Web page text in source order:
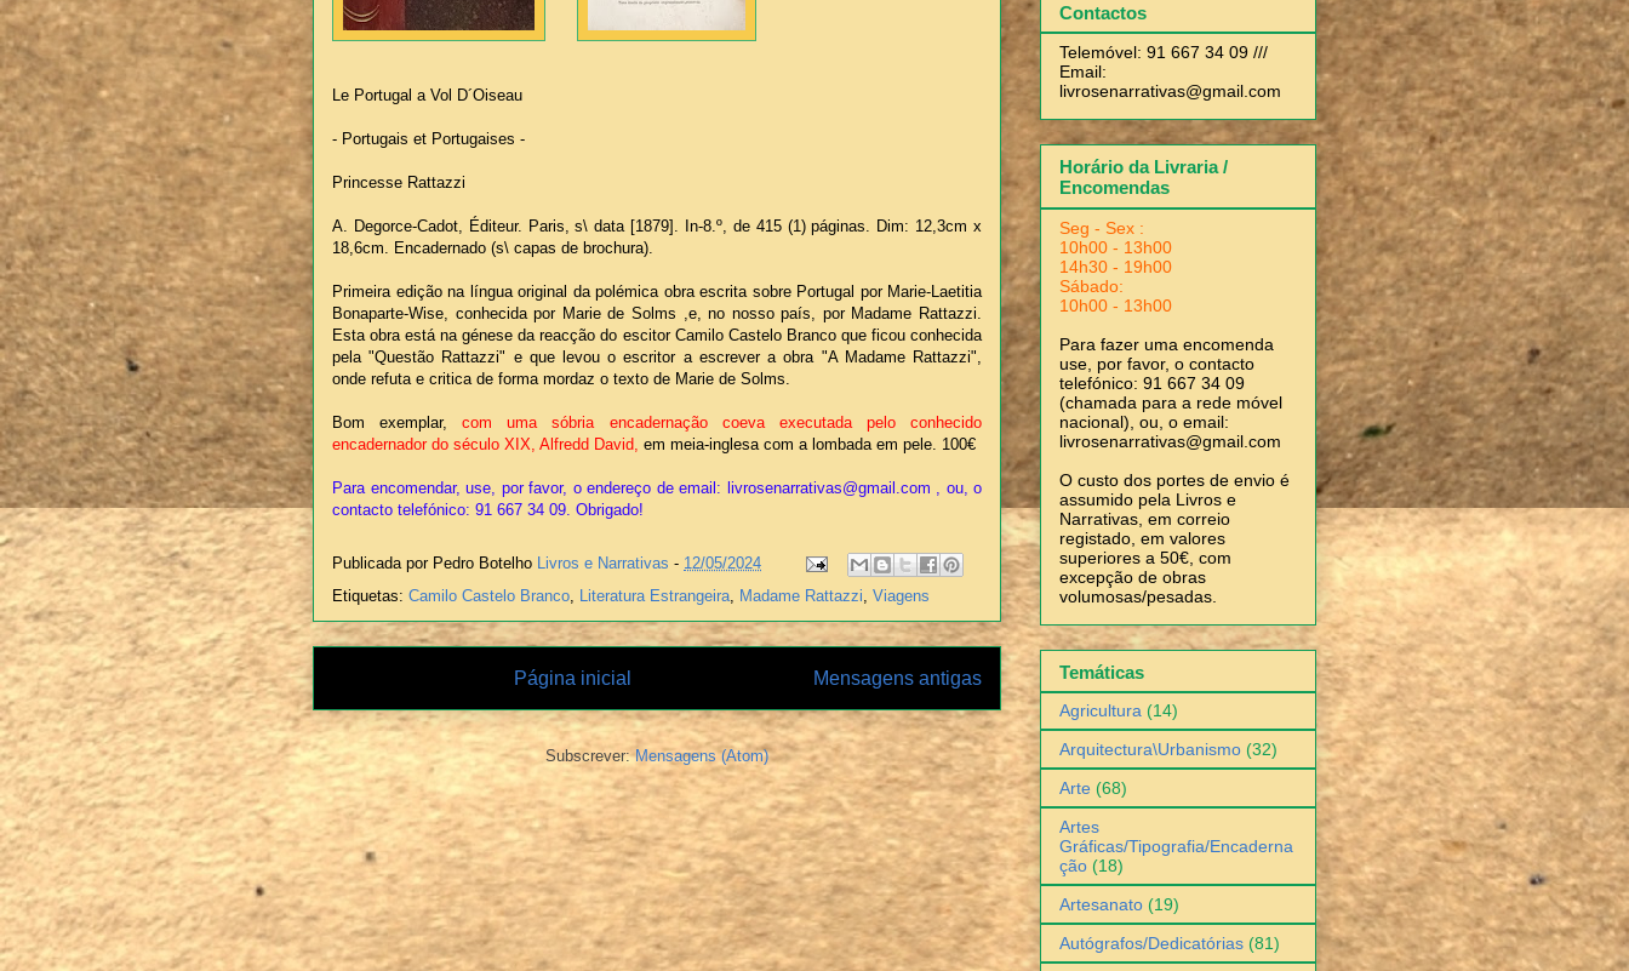
Le Portugal a Vol D´Oiseau
- Portugais et Portugaises -
Princesse Rattazzi
A. Degorce-Cadot, Éditeur. Paris, s\ data [1879]. In-8.º, de 415 (1) páginas. Dim: 12,3cm x
18,6cm. Encadernado (s\ capas de brochura).
Primeira edição na língua original da polémica obra escrita sobre Portugal por Marie-Laetitia
Bonaparte-Wise, conhecida por Marie de Solms ,e, no nosso país, por Madame Rattazzi.
Esta obra está na génese da reacção do escitor Camilo Castelo Branco que ficou conhecida
pela "Questão Rattazzi" e que levou o escritor a escrever a obra "A Madame Rattazzi",
onde refuta e critica de forma mordaz o texto de Marie de Solms.
Bom exemplar,com uma sóbria encadernação coeva executada pelo conhecido
encadernador do século XIX, Alfredd David, em meia-inglesa com a lombada em pele. 100€
Para encomendar, use, por favor, o endereço de email: livrosenarrativas@gmail.com , ou, o
contacto telefónico: 91 667 34 09. Obrigado!
Publicada por Pedro Botelho Livros e Narrativas - 12/05/2024
Etiquetas: Camilo Castelo Branco, Literatura Estrangeira, Madame Rattazzi, Viagens
Mensagens antigas
Página inicial
Subscrever:Mensagens (Atom)
Contactos
Telemóvel: 91 667 34 09 ///
Email:
livrosenarrativas@gmail.com
Horário da Livraria /
Encomendas
Seg - Sex :
10h00 - 13h00
14h30 - 19h00
Sábado:
10h00 - 13h00
Para fazer uma encomenda
use, por favor, o contacto
telefónico: 91 667 34 09
(chamada para a rede móvel
nacional), ou, o email:
livrosenarrativas@gmail.com
O custo dos portes de envio é
assumido pela Livros e
Narrativas, em correio
registado, em valores
superiores a 50€, com
excepção de obras
volumosas/pesadas.
Temáticas
Agricultura (14)
Arquitectura\Urbanismo (32)
Arte (68)
Artes
Gráficas/Tipografia/Encaderna
ção (18)
Artesanato (19)
Autógrafos/Dedicatórias (81)